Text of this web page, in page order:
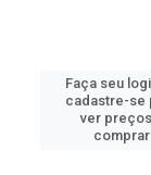
Faça seu
cadastre-se
ver
comprar